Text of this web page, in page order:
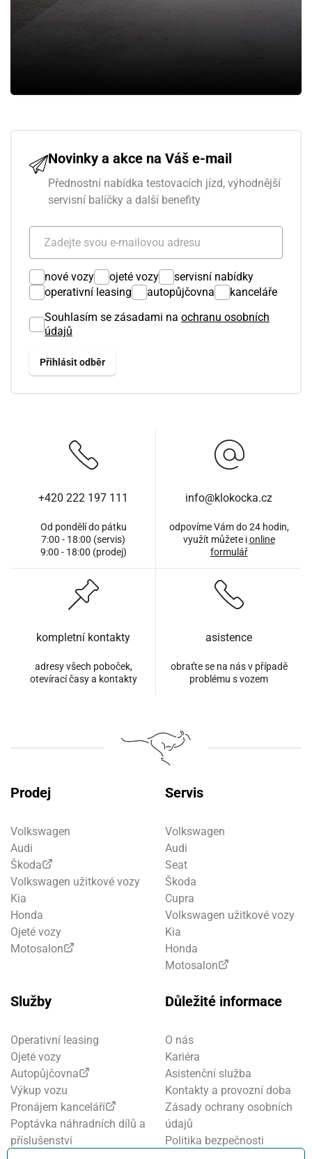
Novinky a akce na Váš e-mail
Přednostní nabídka testovacích jízd, výhodnější
servisní balíčky a další benefity
nové vozy ojeté vozy
servisní nabídky
operativní leasing
autopůjčovna
kanceláře
Souhlasím se zásadami na ochranu osobních
údajů
+420 222 197 111
Od pondělí do pátku
7:00 - 18:00 (servis)
9:00 - 18:00 (prodej)
info@klokocka.cz
odpovíme Vám do 24 hodin,
využít můžete ionline
formulář
kompletní kontakty
adresy všech poboček,
otevírací časy a kontakty
asistence
obraťte se na nás v případě
problému s vozem
Prodej
Volkswagen
Audi
Škoda
Volkswagen užitkové vozy
Kia
Honda
Ojeté vozy
Motosalon
Servis
Volkswagen
Audi
Seat
Škoda
Cupra
Volkswagen užitkové vozy
Kia
Honda
Motosalon
Služby
Operativní leasing
Ojeté vozy
Autopůjčovna
Výkup vozu
Pronájem kanceláří
Poptávka náhradních dílů a
příslušenství
Důležité informace
O nás
Kariéra
Asistenční služba
Kontakty a provozní doba
Zásady ochrany osobních
údajů
Politika bezpečnosti